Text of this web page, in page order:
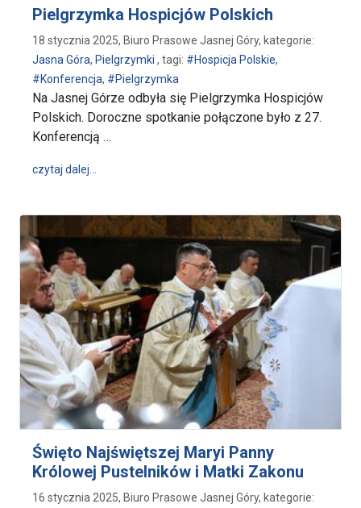
Pielgrzymka Hospicjów Polskich
18 stycznia 2025, Biuro Prasowe Jasnej Góry, kategorie:
Jasna Góra, Pielgrzymki , tagi: #Hospicja Polskie,
#Konferencja, #Pielgrzymka
Na Jasnej Górze odbyła się Pielgrzymka Hospicjów
Polskich. Doroczne spotkanie połączone było z 27.
Konferencją …
czytaj dalej…
Święto Najświętszej Maryi Panny
Królowej Pustelników i Matki Zakonu
16 stycznia 2025, Biuro Prasowe Jasnej Góry, kategorie: